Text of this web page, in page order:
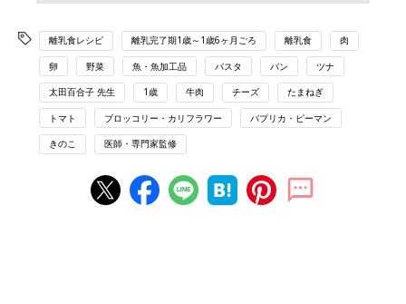
離乳食レシピ 離乳完了期1歳～1歳6ヶ月ごろ 離乳食 肉
卵 野菜 魚・魚加工品 パスタ パン ツナ
太田百合子 先生 1歳 牛肉 チーズ たまねぎ
トマト ブロッコリー・カリフラワー パプリカ・ピーマン
きのこ 医師・専門家監修